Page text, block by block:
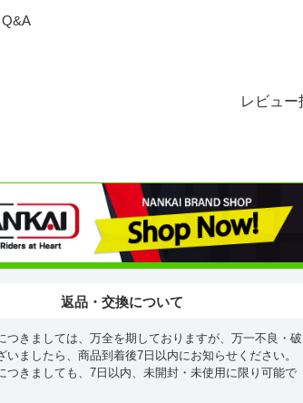
Q&A
レビュー
返品・交換について
つきましては、万全を期しておりますが、万一不良・破
いましたら、商品到着後7日以内にお知らせください。
つきましても、7日以内、未開封・未使用に限り可能で